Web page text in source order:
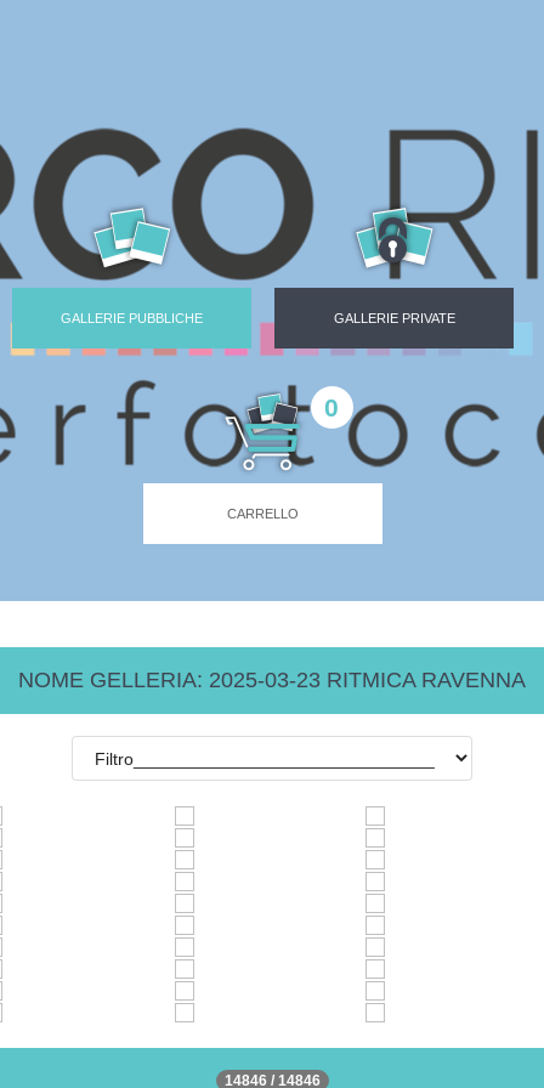
GALLERIE PUBBLICHE GALLERIE PRIVATE
0
CARRELLO
NOME GELLERIA: 2025-03-23 RITMICA RAVENNA
14846 / 14846